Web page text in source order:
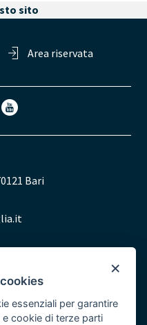
sito
Area riservata
Bari
×
essenziali per garantire
cookie di terze parti